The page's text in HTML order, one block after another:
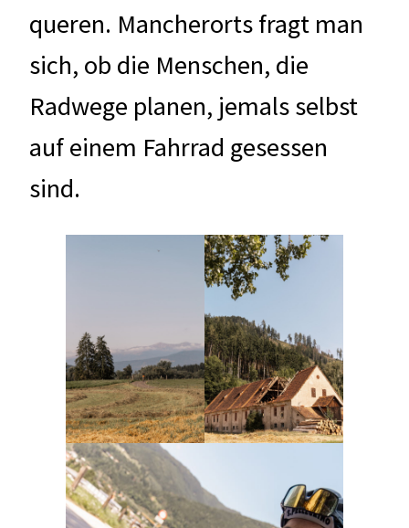
queren. Mancherorts fragt man
sich, ob die Menschen, die
Radwege planen, jemals selbst
auf einem Fahrrad gesessen
sind.